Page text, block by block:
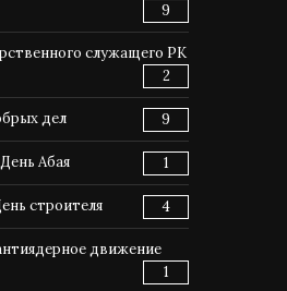
9
служащего РК
2
дел 9
Абая 1
строителя 4
движение
1